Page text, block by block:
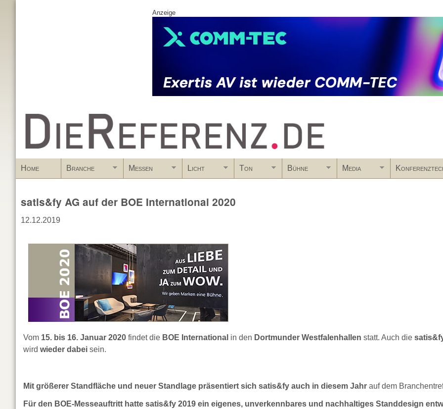
Anzeige
www.DieReferenz.de
Home Branche Messen Licht Ton Bühne Media
satis&fy AG auf der BOE International 2020
12.12.2019
Vom 15. bis 16. Januar 2020 findet die BOE International in den Dortmunder Westfalenhallen statt. Auch die
wird wieder dabei sein.
Mit größerer Standfläche und neuer Standlage präsentiert sich satis&fy auch in diesem Jahr auf dem
Für den BOE-Messeauftritt hatte satis&fy 2019 ein eigenes, unverkennbares und nachhaltiges Standdesign